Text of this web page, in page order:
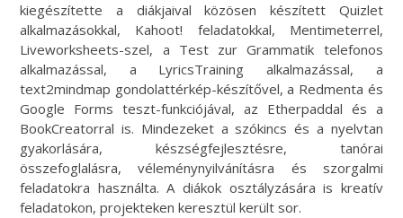
kiegészítette a diákjaival közösen készített Quizlet
alkalmazásokkal, Kahoot! feladatokkal, Mentimeterrel,
Liveworksheets-szel, a Test zur Grammatik telefonos
alkalmazással, a LyricsTraining alkalmazással, a
text2mindmap gondolattérkép-készítővel, a Redmenta és
Google Forms teszt-funkciójával, az Etherpaddal és a
BookCreatorral is. Mindezeket a szókincs és a nyelvtan
gyakorlására, készségfejlesztésre, tanórai
összefoglalásra, véleménynyilvánításra és szorgalmi
feladatokra használta. A diákok osztályzására is kreatív
feladatokon, projekteken keresztül került sor.